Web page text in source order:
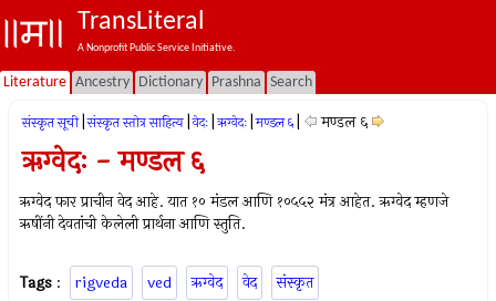
TransLiteral
A Nonprofit Public Service Initiative.
Literature Ancestry Dictionary Prashna Search
संस्कृत सूची संस्कृत स्तोत्र साहित्य वेदः ऋग्वेदः मण्डल ६ मण्डल ६
ऋग्वेदः - मण्डल ६
ऋग्वेद फार प्राचीन वेद आहे. यात १० मंडल आणि १०५५२ मंत्र आहेत. ऋग्वेद म्हणजे
ऋषींनी देवतांची केलेली प्रार्थना आणि स्तुति.
Tags : rigveda ved ऋग्वेद वेद संस्कृत